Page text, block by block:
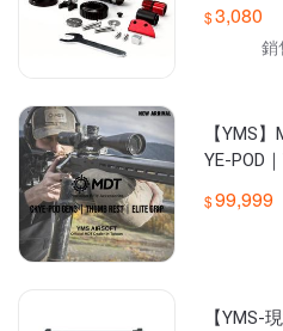
3,080
銷
【YMS
YE-POD
99,999
【YMS-